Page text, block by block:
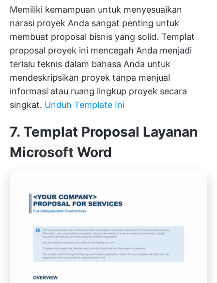
Memiliki kemampuan untuk menyesuaikan
narasi proyek Anda sangat penting untuk
membuat proposal bisnis yang solid. Templat
proposal proyek ini mencegah Anda menjadi
terlalu teknis dalam bahasa Anda untuk
mendeskripsikan proyek tanpa menjual
informasi atau ruang lingkup proyek secara
singkat. Unduh Template Ini
7. Templat Proposal Layanan
Microsoft Word